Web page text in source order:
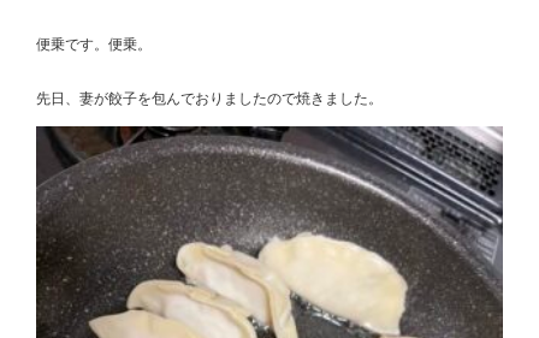
便乗です。便乗。
先日、妻が餃子を包んでおりましたので焼きました。